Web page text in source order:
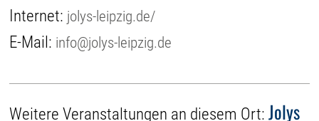
Internet: jolys-leipzig.de/
E-Mail: info@jolys-leipzig.de
Weitere Veranstaltungen an diesem Ort:Jolys